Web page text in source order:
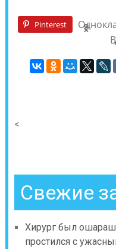
Pinterest
<
Свежие
Хирург был
простился с